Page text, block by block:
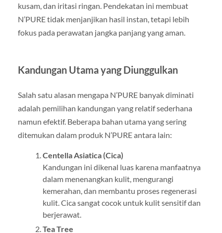
kusam, dan iritasi ringan. Pendekatan ini membuat
N’PURE tidak menjanjikan hasil instan, tetapi lebih
fokus pada perawatan jangka panjang yang aman.
Kandungan Utama yang Diunggulkan
Salah satu alasan mengapa N’PURE banyak diminati
adalah pemilihan kandungan yang relatif sederhana
namun efektif. Beberapa bahan utama yang sering
ditemukan dalam produk N’PURE antara lain:
Centella Asiatica (Cica)
Kandungan ini dikenal luas karena manfaatnya
dalam menenangkan kulit, mengurangi
kemerahan, dan membantu proses regenerasi
kulit. Cica sangat cocok untuk kulit sensitif dan
berjerawat.
Tea Tree